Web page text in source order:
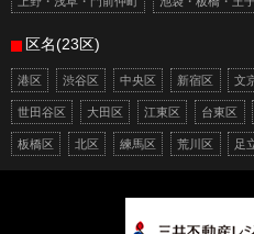
区名(23区)
港区 渋谷区 中央区 新宿区 文
世田谷区 大田区 江東区 台東区
板橋区 北区 練馬区 荒川区 足